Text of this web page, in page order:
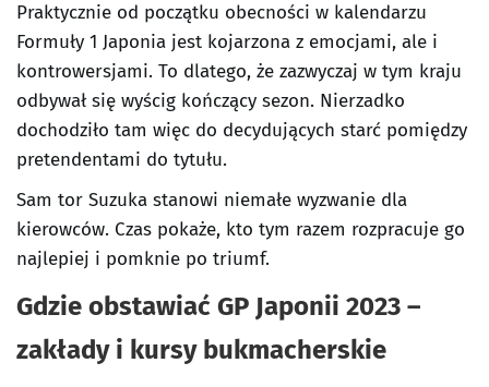
Praktycznie od początku obecności w kalendarzu
Formuły 1 Japonia jest kojarzona z emocjami, ale i
kontrowersjami. To dlatego, że zazwyczaj w tym kraju
odbywał się wyścig kończący sezon. Nierzadko
dochodziło tam więc do decydujących starć pomiędzy
pretendentami do tytułu.
Sam tor Suzuka stanowi niemałe wyzwanie dla
kierowców. Czas pokaże, kto tym razem rozpracuje go
najlepiej i pomknie po triumf.
Gdzie obstawiać GP Japonii 2023 –
zakłady i kursy bukmacherskie